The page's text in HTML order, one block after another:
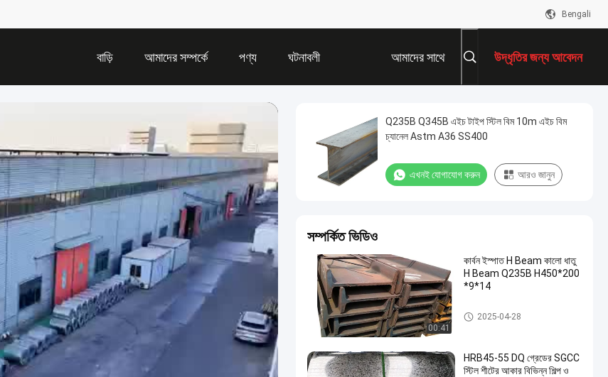
Bengali
বাড়ি আমাদের সম্পর্কে পণ্য ঘটনাবলী আমাদের সাথে
যোগাযোগ করুন
উদ্ধৃতির জন্য আবেদন
Q235B Q345B এইচ টাইপ স্টিল বিম 10m এইচ বিম
চ্যানেল Astm A36 SS400
এখনই যোগাযোগ করুন আরও জানুন
সম্পর্কিত ভিডিও
00:41
কার্বন ইস্পাত H Beam কালো ধাতু
H Beam Q235B H450*200
*9*14
ইস্পাত এইচ মরীচি
2025-04-28
HRB45-55 DQ গ্রেডের SGCC
স্টিল শীটের আকার বিভিন্ন শিল্প ও